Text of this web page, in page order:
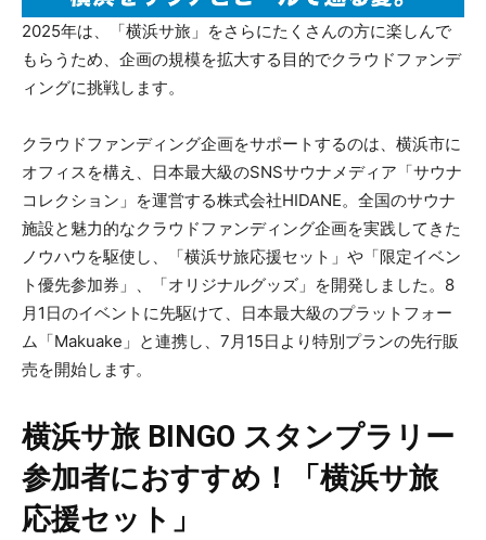
2025年は、「横浜サ旅」をさらにたくさんの方に楽しんで
もらうため、企画の規模を拡大する目的でクラウドファンデ
ィングに挑戦します。
クラウドファンディング企画をサポートするのは、横浜市に
オフィスを構え、日本最大級のSNSサウナメディア「サウナ
コレクション」を運営する株式会社HIDANE。全国のサウナ
施設と魅力的なクラウドファンディング企画を実践してきた
ノウハウを駆使し、「横浜サ旅応援セット」や「限定イベン
ト優先参加券」、「オリジナルグッズ」を開発しました。8
月1日のイベントに先駆けて、日本最大級のプラットフォー
ム「Makuake」と連携し、7月15日より特別プランの先行販
売を開始します。
横浜サ旅 BINGO スタンプラリー
参加者におすすめ！「横浜サ旅
応援セット」